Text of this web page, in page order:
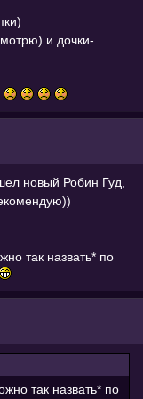
и дочки-
новый Робин Гуд,
так назвать* по
так назвать* по